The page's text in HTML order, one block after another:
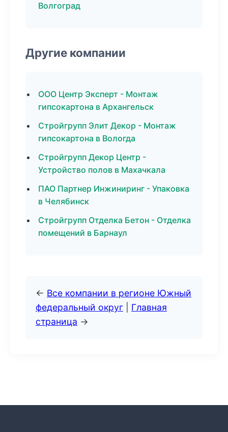
Волгоград
Другие компании
ООО Центр Эксперт - Монтаж
гипсокартона в Архангельск
Стройгрупп Элит Декор - Монтаж
гипсокартона в Вологда
Стройгрупп Декор Центр -
Устройство полов в Махачкала
ПАО Партнер Инжиниринг - Упаковка
в Челябинск
Стройгрупп Отделка Бетон - Отделка
помещений в Барнаул
← Все компании в регионе Южный
федеральный округ
Главная
страница →